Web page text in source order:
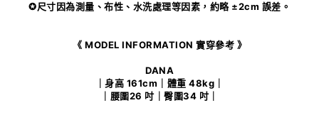
✪尺寸因為測量、布性、水洗處理等因素，約略 ±2cm 誤差。
《 MODEL INFORMATION 實穿參考 》
DANA
｜身高 161cm｜體重 48kg｜
｜腰圍26 吋｜臀圍34 吋｜